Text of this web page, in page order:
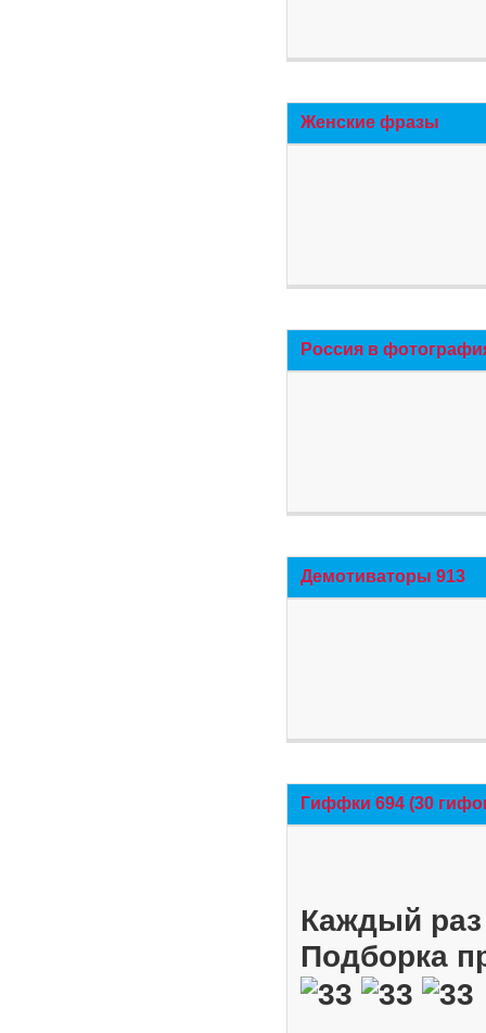
Женские фразы
Россия в
Демотиваторы 913
Гиффки 694 (30
Каждый
Подборка